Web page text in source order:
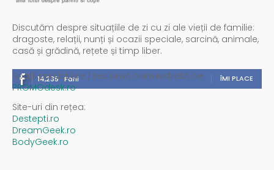
Discutăm despre situațiile de zi cu zi ale vieții de familie:
dragoste, relații, nunți și ocazii speciale, sarcină, animale,
casă și grădină, rețete și timp liber.
14,235 Fani ÎMI PLACE
Spații publicitare / reclamă administrată de
PROMOdesk.ro
Site-uri din rețea:
Destepti.ro
DreamGeek.ro
BodyGeek.ro